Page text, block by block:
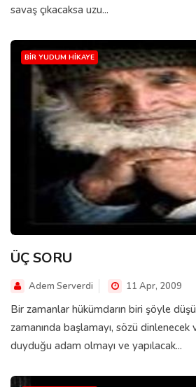
savaş çıkacaksa uzu...
BIR YUDUM HIKAYE
ÜÇ SORU
Adem Serverdi 11 Apr, 2009
Bir zamanlar hükümdarın biri şöyle
zamanında başlamayı, sözü dinlenecek
duyduğu adam olmayı ve yapılacak...